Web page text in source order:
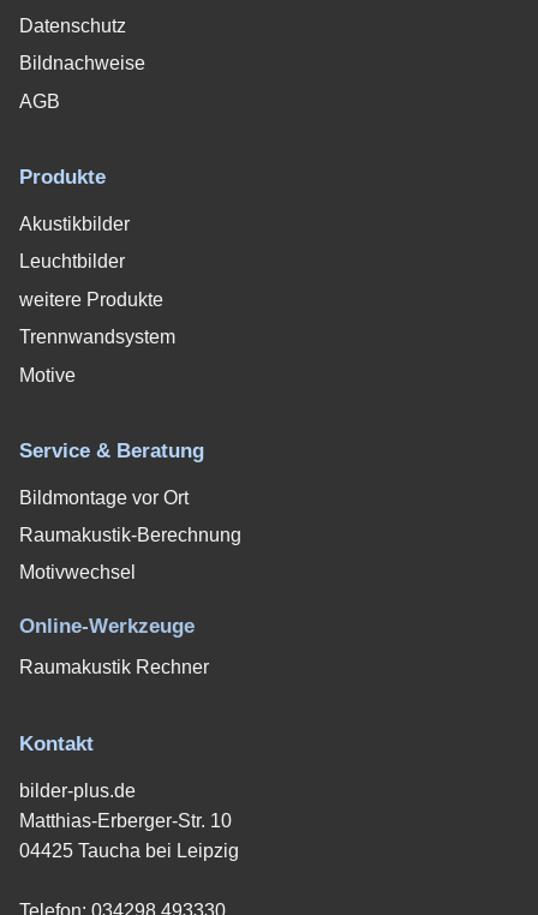
Datenschutz
Bildnachweise
AGB
Produkte
Akustikbilder
Leuchtbilder
weitere Produkte
Trennwandsystem
Motive
Service & Beratung
Bildmontage vor Ort
Raumakustik-Berechnung
Motivwechsel
Online-Werkzeuge
Raumakustik Rechner
Kontakt
bilder-plus.de
Matthias-Erberger-Str. 10
04425 Taucha bei Leipzig
Telefon: 034298 493330